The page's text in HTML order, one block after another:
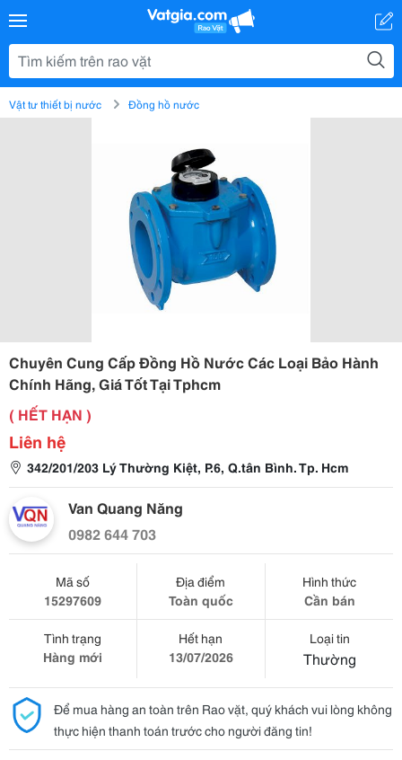
Vật tư thiết bị nước Đồng hồ nước
Chuyên Cung Cấp Đồng Hồ Nước Các Loại Bảo Hành
Chính Hãng, Giá Tốt Tại Tphcm
( HẾT HẠN )
Liên hệ
342/201/203 Lý Thường Kiệt, P.6, Q.tân Bình. Tp. Hcm
Van Quang Năng
0982 644 703
Mã số
15297609
Địa điểm
Toàn quốc
Hình thức
Cần bán
Tình trạng
Hàng mới
Hết hạn
13/07/2026
Loại tin
Thường
Để mua hàng an toàn trên Rao vặt, quý khách vui lòng không
thực hiện thanh toán trước cho người đăng tin!